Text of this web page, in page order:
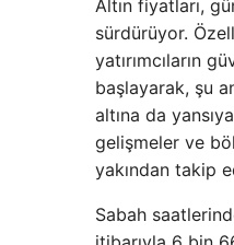
Altın fiyatları,
sürdürüyor.
yatırımcıların
başlayarak, şu
altına da
gelişmeler ve
yakından takip
Sabah